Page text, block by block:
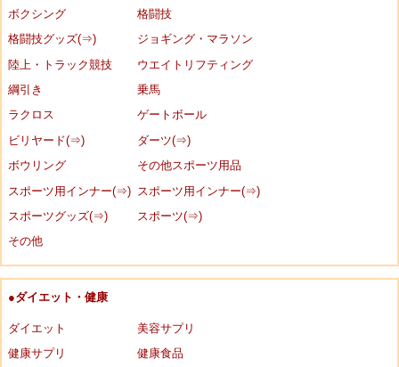
ボクシング
格闘技
格闘技グッズ(⇒)
ジョギング・マラソン
陸上・トラック競技
ウエイトリフティング
綱引き
乗馬
ラクロス
ゲートボール
ビリヤード(⇒)
ダーツ(⇒)
ボウリング
その他スポーツ用品
スポーツ用インナー(⇒)
スポーツ用インナー(⇒)
スポーツグッズ(⇒)
スポーツ(⇒)
その他
●ダイエット・健康
ダイエット
美容サプリ
健康サプリ
健康食品